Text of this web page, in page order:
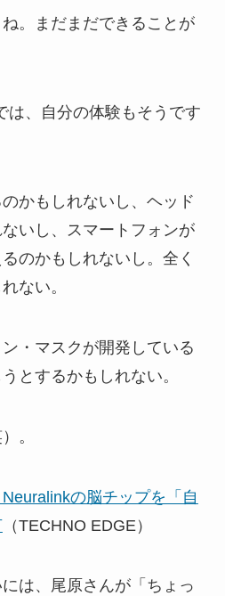
。まだまだできることが
は、自分の体験もそうです
かもしれないし、ヘッド
いし、スマートフォンが
のかもしれないし。全く
ない。
・マスクが開発している
とするかもしれない。
。
の脳チップを「自
（TECHNO EDGE）
は、尾原さんが「ちょっ